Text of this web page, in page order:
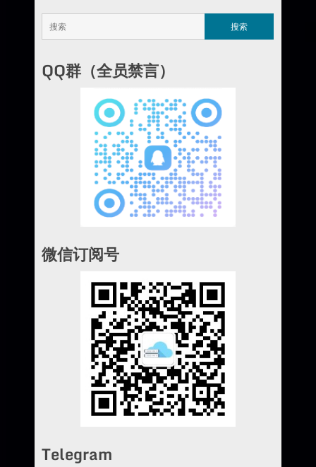
QQ群（全员禁言）
微信订阅号
Telegram